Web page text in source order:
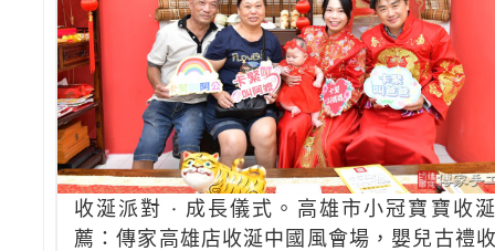
收涎派對 · 成長儀式。高雄市小冠寶寶收
薦：傳家高雄店收涎中國風會場，嬰兒古禮